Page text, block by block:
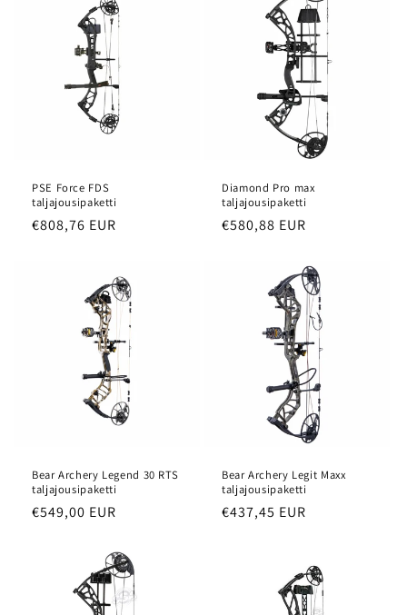
PSE Force FDS
taljajousipaketti
Normaalihinta
€808,76 EUR
Diamond Pro max
taljajousipaketti
Normaalihinta
€580,88 EUR
Bear Archery Legend 30 RTS
taljajousipaketti
Normaalihinta
€549,00 EUR
Bear Archery Legit Maxx
taljajousipaketti
Normaalihinta
€437,45 EUR